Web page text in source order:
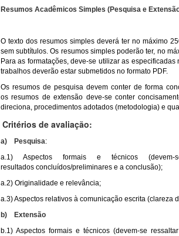
Resumos Acadêmicos Simples (Pesquisa e
O texto dos resumos simples deverá ter no máximo
sem subtítulos. Os resumos simples poderão ter, no
Para as formatações, deve-se utilizar as
trabalhos deverão estar submetidos no formato PDF.
Os resumos de pesquisa devem conter de forma
osresumos de extensão deve-se conter
direciona, procedimentos adotados (metodologia) e
Critérios de avaliação:
a) Pesquisa:
a.1) Aspectos formais e técnicos
resultados concluídos/preliminares e a conclusão);
a.2) Originalidade e relevância;
a.3) Aspectos relativos à comunicação escrita (clareza
b) Extensão
b.1) Aspectos formais e técnicos (devem-se